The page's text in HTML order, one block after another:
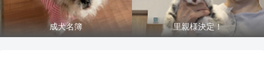
成犬名簿 里親様決定！